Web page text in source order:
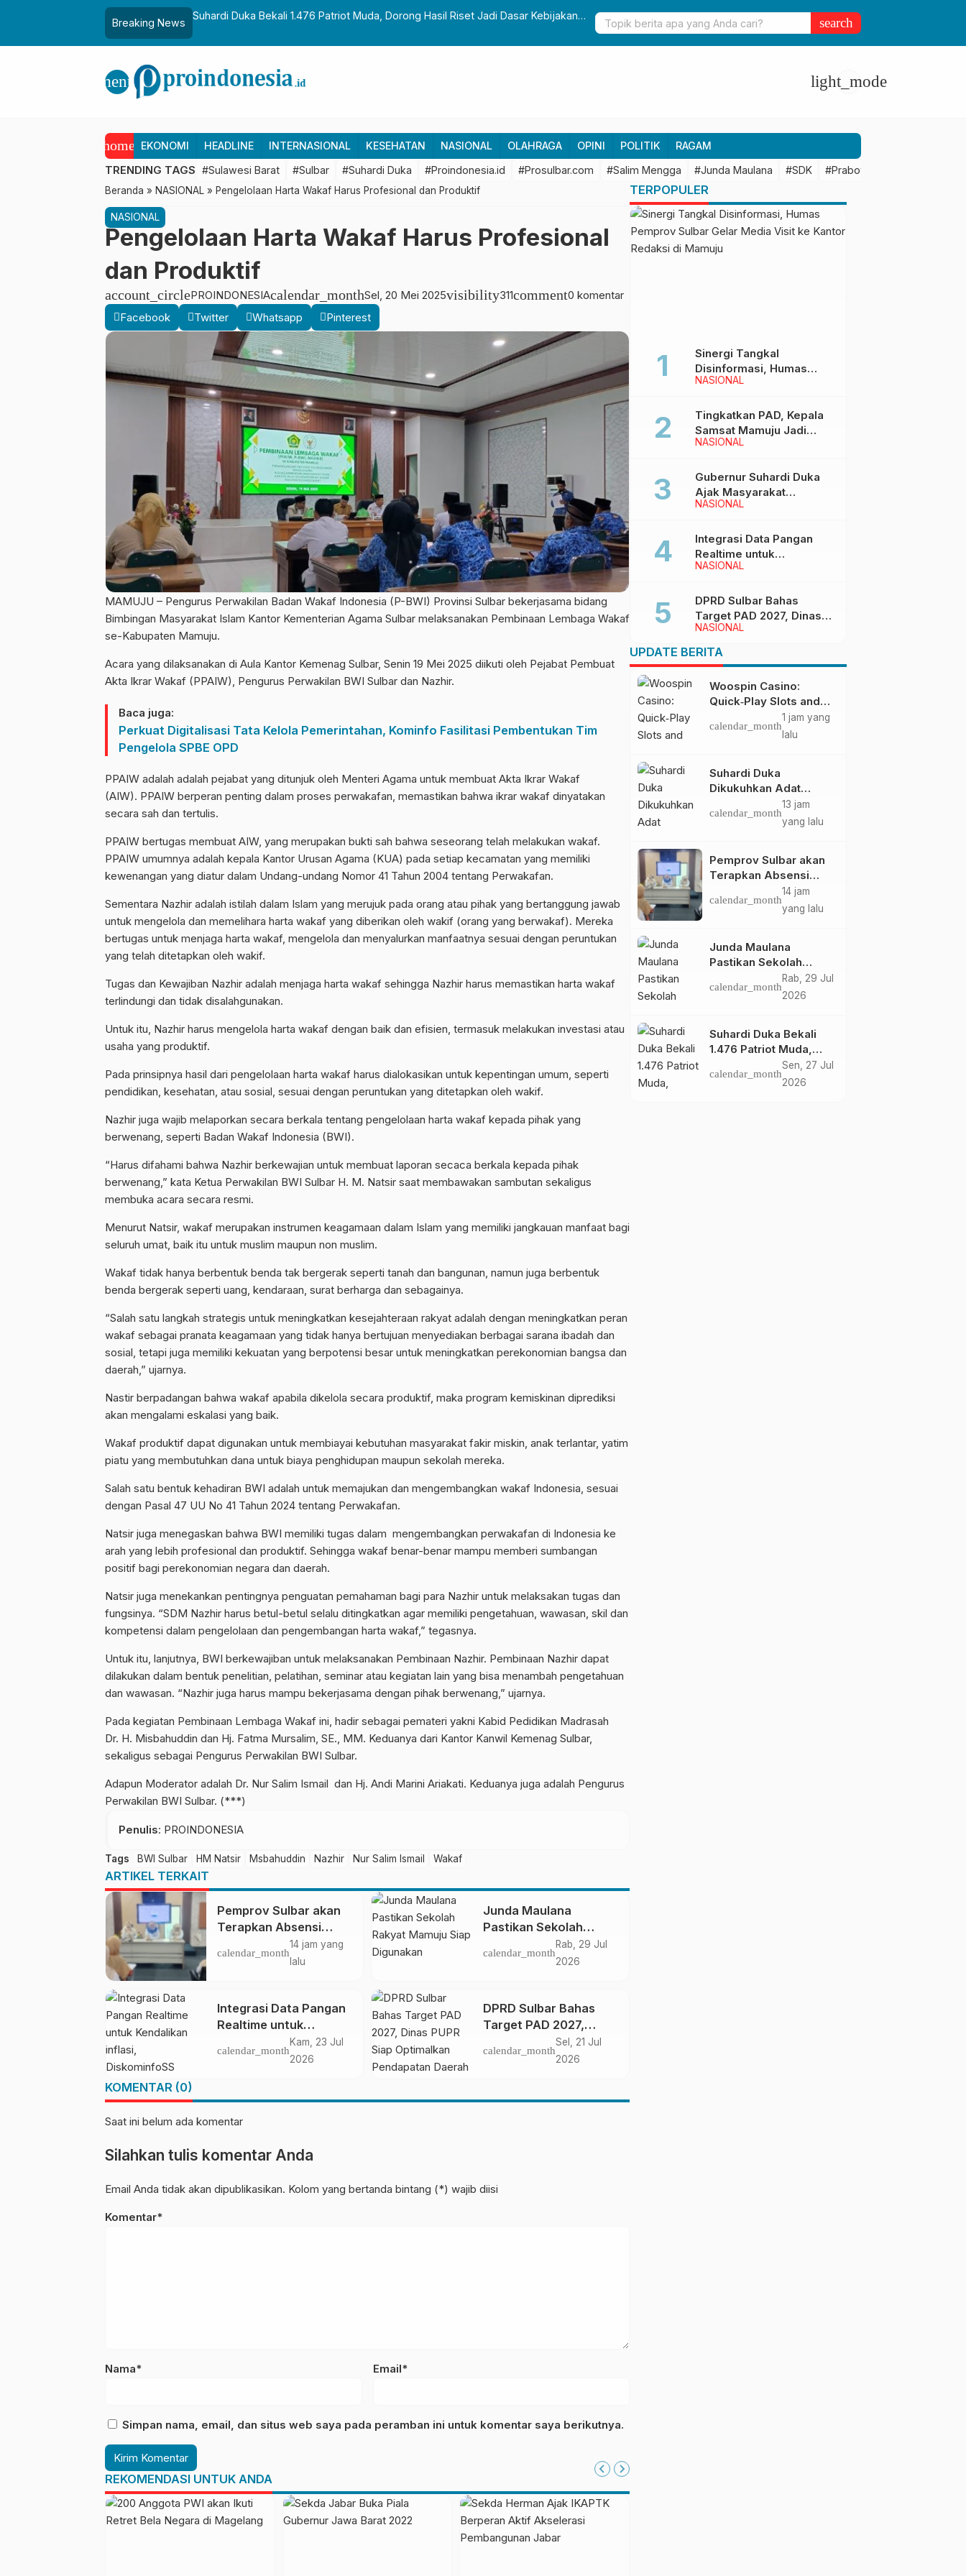
Breaking News
Suhardi Duka Bekali 1.476 Patriot Muda, Dorong Hasil Riset Jadi Dasar Kebijakan
Gubernur Sulbar Perkuat Kolaborasi Riset dengan BRIN untuk Mendukung
Pembangunan Daerah
search
menu light_mode
home EKONOMI HEADLINE INTERNASIONAL KESEHATAN NASIONAL OLAHRAGA OPINI POLITIK RAGAM
TRENDING TAGS #Sulawesi Barat #Sulbar #Suhardi Duka #Proindonesia.id #Prosulbar.com #Salim Mengga #Junda Maulana #SDK #Prabowo Subianto
Beranda » NASIONAL » Pengelolaan Harta Wakaf Harus Profesional dan Produktif
NASIONAL
Pengelolaan Harta Wakaf Harus Profesional
dan Produktif
account_circlePROINDONESIAcalendar_monthSel, 20 Mei 2025visibility311comment0 komentar
Facebook
Twitter Whatsapp Pinterest
MAMUJU – Pengurus Perwakilan Badan Wakaf Indonesia (P-BWI) Provinsi Sulbar bekerjasama bidang
Bimbingan Masyarakat Islam Kantor Kementerian Agama Sulbar melaksanakan Pembinaan Lembaga Wakaf
se-Kabupaten Mamuju.
Acara yang dilaksanakan di Aula Kantor Kemenag Sulbar, Senin 19 Mei 2025 diikuti oleh Pejabat Pembuat
Akta Ikrar Wakaf (PPAIW), Pengurus Perwakilan BWI Sulbar dan Nazhir.
Baca juga:
Perkuat Digitalisasi Tata Kelola Pemerintahan, Kominfo Fasilitasi Pembentukan Tim
Pengelola SPBE OPD
PPAIW adalah adalah pejabat yang ditunjuk oleh Menteri Agama untuk membuat Akta Ikrar Wakaf
(AIW). PPAIW berperan penting dalam proses perwakafan, memastikan bahwa ikrar wakaf dinyatakan
secara sah dan tertulis.
PPAIW bertugas membuat AIW, yang merupakan bukti sah bahwa seseorang telah melakukan wakaf.
PPAIW umumnya adalah kepala Kantor Urusan Agama (KUA) pada setiap kecamatan yang memiliki
kewenangan yang diatur dalam Undang-undang Nomor 41 Tahun 2004 tentang Perwakafan.
Sementara Nazhir adalah istilah dalam Islam yang merujuk pada orang atau pihak yang bertanggung jawab
untuk mengelola dan memelihara harta wakaf yang diberikan oleh wakif (orang yang berwakaf). Mereka
bertugas untuk menjaga harta wakaf, mengelola dan menyalurkan manfaatnya sesuai dengan peruntukan
yang telah ditetapkan oleh wakif.
Tugas dan Kewajiban Nazhir adalah menjaga harta wakaf sehingga Nazhir harus memastikan harta wakaf
terlindungi dan tidak disalahgunakan.
Untuk itu, Nazhir harus mengelola harta wakaf dengan baik dan efisien, termasuk melakukan investasi atau
usaha yang produktif.
Pada prinsipnya hasil dari pengelolaan harta wakaf harus dialokasikan untuk kepentingan umum, seperti
pendidikan, kesehatan, atau sosial, sesuai dengan peruntukan yang ditetapkan oleh wakif.
Nazhir juga wajib melaporkan secara berkala tentang pengelolaan harta wakaf kepada pihak yang
berwenang, seperti Badan Wakaf Indonesia (BWI).
“Harus difahami bahwa Nazhir berkewajian untuk membuat laporan secaca berkala kepada pihak
berwenang,” kata Ketua Perwakilan BWI Sulbar H. M. Natsir saat membawakan sambutan sekaligus
membuka acara secara resmi.
Menurut Natsir, wakaf merupakan instrumen keagamaan dalam Islam yang memiliki jangkauan manfaat bagi
seluruh umat, baik itu untuk muslim maupun non muslim.
Wakaf tidak hanya berbentuk benda tak bergerak seperti tanah dan bangunan, namun juga berbentuk
benda bergerak seperti uang, kendaraan, surat berharga dan sebagainya.
“Salah satu langkah strategis untuk meningkatkan kesejahteraan rakyat adalah dengan meningkatkan peran
wakaf sebagai pranata keagamaan yang tidak hanya bertujuan menyediakan berbagai sarana ibadah dan
sosial, tetapi juga memiliki kekuatan yang berpotensi besar untuk meningkatkan perekonomian bangsa dan
daerah,” ujarnya.
Nastir berpadangan bahwa wakaf apabila dikelola secara produktif, maka program kemiskinan diprediksi
akan mengalami eskalasi yang baik.
Wakaf produktif dapat digunakan untuk membiayai kebutuhan masyarakat fakir miskin, anak terlantar, yatim
piatu yang membutuhkan dana untuk biaya penghidupan maupun sekolah mereka.
Salah satu bentuk kehadiran BWI adalah untuk memajukan dan mengembangkan wakaf Indonesia, sesuai
dengan Pasal 47 UU No 41 Tahun 2024 tentang Perwakafan.
Natsir juga menegaskan bahwa BWI memiliki tugas dalam mengembangkan perwakafan di Indonesia ke
arah yang lebih profesional dan produktif. Sehingga wakaf benar-benar mampu memberi sumbangan
positif bagi perekonomian negara dan daerah.
Natsir juga menekankan pentingnya penguatan pemahaman bagi para Nazhir untuk melaksakan tugas dan
fungsinya. “SDM Nazhir harus betul-betul selalu ditingkatkan agar memiliki pengetahuan, wawasan, skil dan
kompetensi dalam pengelolaan dan pengembangan harta wakaf,” tegasnya.
Untuk itu, lanjutnya, BWI berkewajiban untuk melaksanakan Pembinaan Nazhir. Pembinaan Nazhir dapat
dilakukan dalam bentuk penelitian, pelatihan, seminar atau kegiatan lain yang bisa menambah pengetahuan
dan wawasan. “Nazhir juga harus mampu bekerjasama dengan pihak berwenang,” ujarnya.
Pada kegiatan Pembinaan Lembaga Wakaf ini, hadir sebagai pemateri yakni Kabid Pedidikan Madrasah
Dr. H. Misbahuddin dan Hj. Fatma Mursalim, SE., MM. Keduanya dari Kantor Kanwil Kemenag Sulbar,
sekaligus sebagai Pengurus Perwakilan BWI Sulbar.
Adapun Moderator adalah Dr. Nur Salim Ismail dan Hj. Andi Marini Ariakati. Keduanya juga adalah Pengurus
Perwakilan BWI Sulbar. (***)
Penulis: PROINDONESIA
Tags BWI Sulbar HM Natsir Msbahuddin Nazhir Nur Salim Ismail Wakaf
ARTIKEL TERKAIT
Pemprov Sulbar akan
Terapkan Absensi
Online untuk ASN
calendar_month
14 jam yang
lalu
Junda Maulana
Pastikan Sekolah
Rakyat Mamuju Siap
Digunakan
calendar_month
Rab, 29 Jul
2026
Integrasi Data Pangan
Realtime untuk
Kendalikan inflasi,
DiskominfoSS Sulbar
calendar_month
Kam, 23 Jul
2026
DPRD Sulbar Bahas
Target PAD 2027,
Dinas PUPR Siap
Optimalkan
calendar_month
Sel, 21 Jul
2026
KOMENTAR (0)
Saat ini belum ada komentar
Silahkan tulis komentar Anda
Email Anda tidak akan dipublikasikan. Kolom yang bertanda bintang (*) wajib diisi
Komentar*
Nama* Email*
Simpan nama, email, dan situs web saya pada peramban ini untuk komentar saya berikutnya.
REKOMENDASI UNTUK ANDA
TERPOPULER
NASIONAL
Sinergi Tangkal
Disinformasi, Humas
Pemprov Sulbar Gelar
Redaksi di Mamuju
NASIONAL
Tingkatkan PAD, Kepala
Samsat Mamuju Jadi
Narasumber Hearing
DPRD Sulbar
NASIONAL
Gubernur Suhardi Duka
Ajak Masyarakat
Meriahkan Event
NASIONAL
Integrasi Data Pangan
Realtime untuk
Kendalikan inflasi,
Kembangkan Sistem
SAPEDA
NASIONAL
DPRD Sulbar Bahas
Target PAD 2027, Dinas
PUPR Siap Optimalkan
Pendapatan Daerah
UPDATE BERITA
Woospin Casino:
Quick‑Play Slots and
Fast Wins for the
Modern Gambler
calendar_month
1 jam yang
lalu
Suhardi Duka
Dikukuhkan Adat
Balanipa, Raih Gelar
Sulo Tappidena
calendar_month
13 jam
yang lalu
Pemprov Sulbar akan
Terapkan Absensi
Online untuk ASN
calendar_month
14 jam
yang lalu
Junda Maulana
Pastikan Sekolah
Rakyat Mamuju Siap
Digunakan
calendar_month
Rab, 29 Jul
2026
Suhardi Duka Bekali
1.476 Patriot Muda,
Dorong Hasil Riset Jadi
Dasar Kebijakan
calendar_month
Sen, 27 Jul
2026